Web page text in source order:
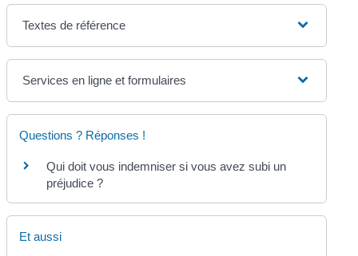
Textes de référence
Services en ligne et formulaires
Questions ? Réponses !
Qui doit vous indemniser si vous avez subi un
préjudice ?
Et aussi